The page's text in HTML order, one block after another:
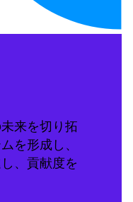
来を切り拓
を形成し、
、貢献度を